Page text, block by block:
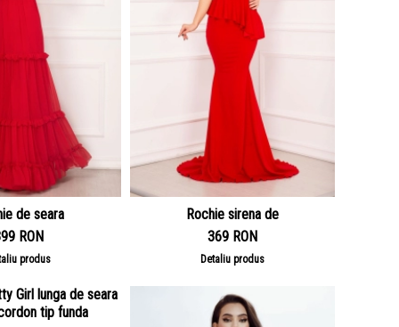
de seara
RON
produs
Rochie sirena de
369 RON
Detaliu produs